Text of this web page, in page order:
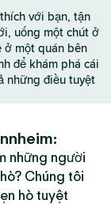
với bạn, tận
uống một chút ở
ở một quán bên
để khám phá cái
những điều tuyệt
những người
Chúng tôi
hò tuyệt